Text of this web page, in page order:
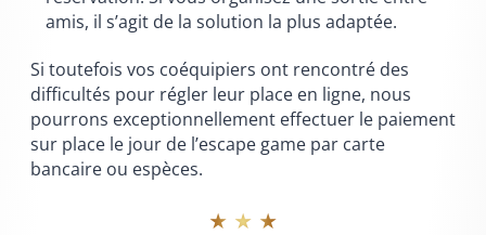
amis, il s’agit de la solution la plus adaptée.
Si toutefois vos coéquipiers ont rencontré des
difficultés pour régler leur place en ligne, nous
pourrons exceptionnellement effectuer le paiement
sur place le jour de l’escape game par carte
bancaire ou espèces.
★ ★ ★